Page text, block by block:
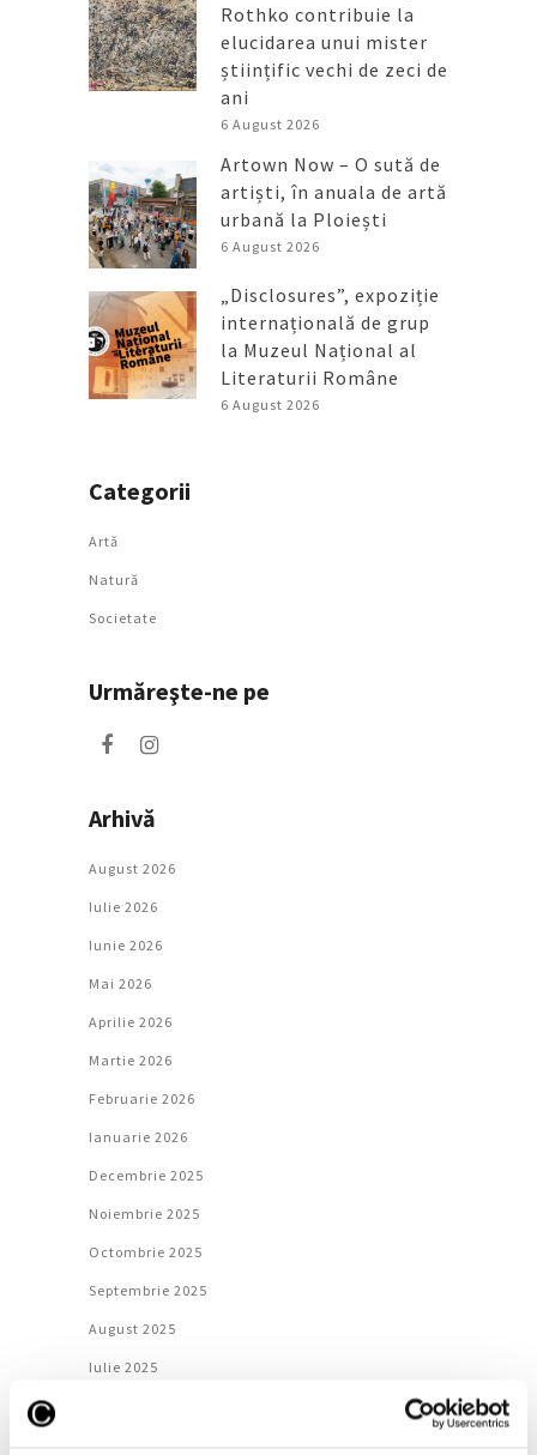
Rothko contribuie la
elucidarea unui mister
științific vechi de zeci de
ani
6 August 2026
Artown Now – O sută de
artiști, în anuala de artă
urbană la Ploiești
6 August 2026
„Disclosures”, expoziție
internațională de grup
la Muzeul Național al
Literaturii Române
6 August 2026
Categorii
Artǎ
Natură
Societate
Urmăreşte-ne pe
Arhivă
August 2026
Iulie 2026
Iunie 2026
Mai 2026
Aprilie 2026
Martie 2026
Februarie 2026
Ianuarie 2026
Decembrie 2025
Noiembrie 2025
Octombrie 2025
Septembrie 2025
August 2025
Iulie 2025